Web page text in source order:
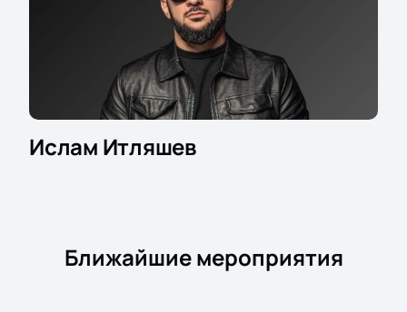
Ислам Итляшев
Ближайшие мероприятия